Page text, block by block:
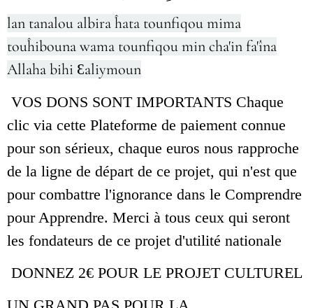
lan tanalou albira ĥata tounfiqou mima
touĥibouna wama tounfiqou min cha'in fa'îna
Allaha bihi Ɛaliymoun
VOS DONS SONT IMPORTANTS Chaque
clic via cette Plateforme de paiement connue
pour son sérieux, chaque euros nous rapproche
de la ligne de départ de ce projet, qui n'est que
pour combattre l'ignorance dans le Comprendre
pour Apprendre. Merci à tous ceux qui seront
les fondateurs de ce projet d'utilité nationale
DONNEZ 2€ POUR LE PROJET CULTUREL